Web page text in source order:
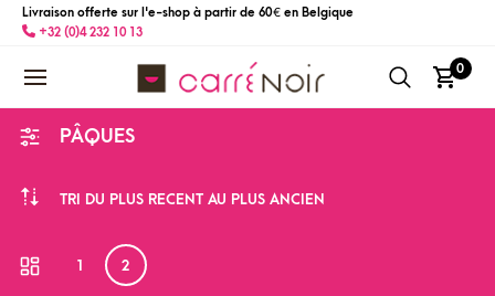
Livraison offerte sur l'e-shop à partir de 60 € en Belgique
+32 (0)4 232 10 13
0
PÂQUES
TRI DU PLUS RÉCENT AU PLUS ANCIEN
1 2